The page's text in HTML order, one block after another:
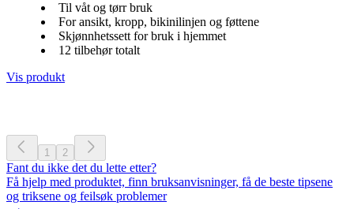
Til våt og tørr bruk
For ansikt, kropp, bikinilinjen og føttene
Skjønnhetssett for bruk i hjemmet
12 tilbehør totalt
Vis produkt
1 2
Fant du ikke det du lette etter?
Få hjelp med produktet, finn bruksanvisninger, få de beste tipsene
og triksene og feilsøk problemer